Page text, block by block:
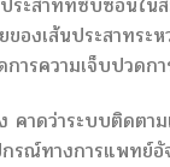
ของเส้นประสาทร
ารความเจ็บปวด
ดว่าระบบติดตาม
รณ์ทางการแพทย์อั